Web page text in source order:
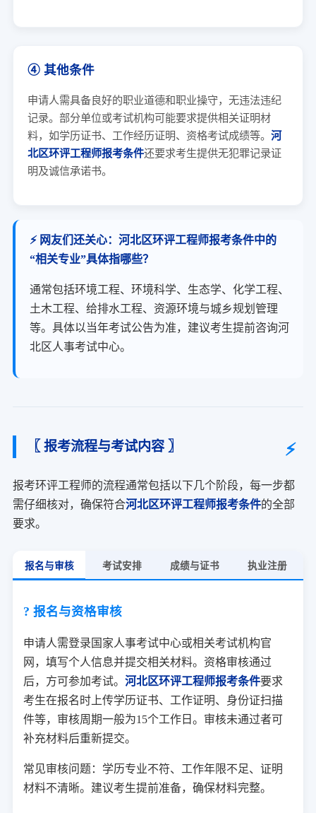
④ 其他条件
申请人需具备良好的职业道德和职业操守，无违法违纪
记录。部分单位或考试机构可能要求提供相关证明材
料，如学历证书、工作经历证明、资格考试成绩等。 河
北区环评工程师报考条件还要求考生提供无犯罪记录证
明及诚信承诺书。
⚡ 网友们还关心：河北区环评工程师报考条件中的
“相关专业”具体指哪些？
通常包括环境工程、环境科学、生态学、化学工程、
土木工程、给排水工程、资源环境与城乡规划管理
等。具体以当年考试公告为准，建议考生提前咨询河
北区人事考试中心。
〖 报考流程与考试内容 〗
报考环评工程师的流程通常包括以下几个阶段，每一步都
需仔细核对，确保符合河北区环评工程师报考条件的全部
要求。
报名与审核 考试安排 成绩与证书 执业注册
? 报名与资格审核
申请人需登录国家人事考试中心或相关考试机构官
网，填写个人信息并提交相关材料。资格审核通过
后，方可参加考试。 河北区环评工程师报考条件要求
考生在报名时上传学历证书、工作证明、身份证扫描
件等，审核周期一般为15个工作日。审核未通过者可
补充材料后重新提交。
常见审核问题：学历专业不符、工作年限不足、证明
材料不清晰。建议考生提前准备，确保材料完整。